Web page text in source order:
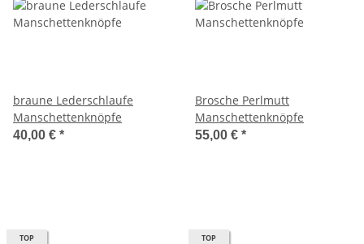
braune Lederschlaufe
Manschettenknöpfe
40,00 € *
Brosche Perlmutt
Manschettenknöpfe
55,00 € *
TOP TOP